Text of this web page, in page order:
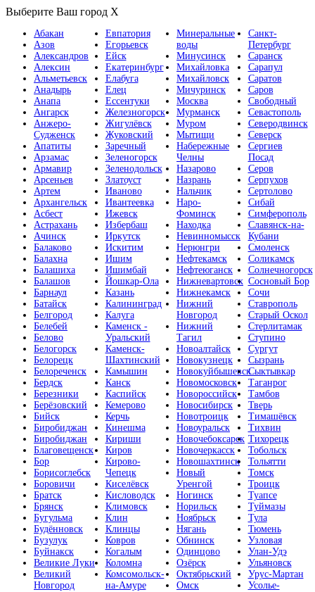
Выберите Ваш город X
Абакан
Азов
Александров
Алексин
Альметьевск
Анадырь
Анапа
Ангарск
Анжеро-
Судженск
Апатиты
Арзамас
Армавир
Арсеньев
Артем
Архангельск
Асбест
Астрахань
Ачинск
Балаково
Балахна
Балашиха
Балашов
Барнаул
Батайск
Белгород
Белебей
Белово
Белогорск
Белорецк
Белореченск
Бердск
Березники
Берёзовский
Бийск
Биробиджан
Биробиджан
Благовещенск
Бор
Борисоглебск
Боровичи
Братск
Брянск
Бугульма
Будённовск
Бузулук
Буйнакск
Великие Луки
Великий
Новгород
Евпатория
Егорьевск
Ейск
Екатеринбург
Елабуга
Елец
Ессентуки
Железногорск
Жигулёвск
Жуковский
Заречный
Зеленогорск
Зеленодольск
Златоуст
Иваново
Ивантеевка
Ижевск
Избербаш
Иркутск
Искитим
Ишим
Ишимбай
Йошкар-Ола
Казань
Калининград
Калуга
Каменск -
Уральский
Каменск-
Шахтинский
Камышин
Канск
Каспийск
Кемерово
Керчь
Кинешма
Кириши
Киров
Кирово-
Чепецк
Киселёвск
Кисловодск
Климовск
Клин
Клинцы
Ковров
Когалым
Коломна
Комсомольск-
на-Амуре
Минеральные
воды
Минусинск
Михайловка
Михайловск
Мичуринск
Москва
Мурманск
Муром
Мытищи
Набережные
Челны
Назарово
Назрань
Нальчик
Наро-
Фоминск
Находка
Невинномысск
Нерюнгри
Нефтекамск
Нефтеюганск
Нижневартовск
Нижнекамск
Нижний
Новгород
Нижний
Тагил
Новоалтайск
Новокузнецк
Новокуйбышевск
Новомосковск
Новороссийск
Новосибирск
Новотроицк
Новоуральск
Новочебоксарск
Новочеркасск
Новошахтинск
Новый
Уренгой
Ногинск
Норильск
Ноябрьск
Нягань
Обнинск
Одинцово
Озёрск
Октябрьский
Омск
Санкт-
Петербург
Саранск
Сарапул
Саратов
Саров
Свободный
Севастополь
Северодвинск
Северск
Сергиев
Посад
Серов
Серпухов
Сертолово
Сибай
Симферополь
Славянск-на-
Кубани
Смоленск
Соликамск
Солнечногорск
Сосновый Бор
Сочи
Ставрополь
Старый Оскол
Стерлитамак
Ступино
Сургут
Сызрань
Сыктывкар
Таганрог
Тамбов
Тверь
Тимашёвск
Тихвин
Тихорецк
Тобольск
Тольятти
Томск
Троицк
Туапсе
Туймазы
Тула
Тюмень
Узловая
Улан-Удэ
Ульяновск
Урус-Мартан
Усолье-